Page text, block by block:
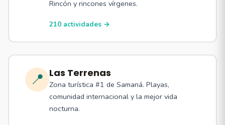
Rincón y rincones vírgenes.
210 actividades →
📍 Las Terrenas
Zona turística #1 de Samaná. Playas,
comunidad internacional y la mejor vida
nocturna.